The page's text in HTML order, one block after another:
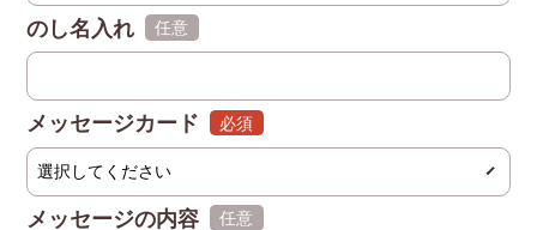
のし名入れ
(任意)
メッセージカード
(必須)
メッセージの内容